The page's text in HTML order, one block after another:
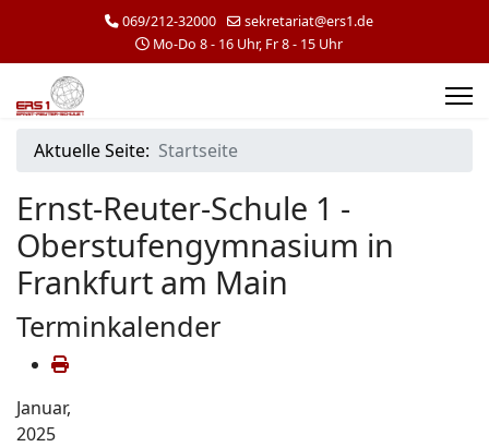
069/212-32000
sekretariat@ers1.de
Mo-Do 8 - 16 Uhr, Fr 8 - 15 Uhr
Aktuelle Seite: Startseite
Ernst-Reuter-Schule 1 -
Oberstufengymnasium in
Frankfurt am Main
Terminkalender
Januar,
2025